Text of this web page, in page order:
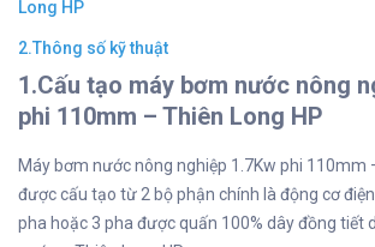
Long HP
2.Thông số kỹ thuật
1.Cấu tạo máy bơm nước nông
phi 110mm – Thiên Long HP
Máy bơm nước nông nghiệp 1.7Kw phi 110mm
được cấu tạo từ 2 bộ phận chính là động cơ
pha hoặc 3 pha được quấn 100% dây đồng tiết